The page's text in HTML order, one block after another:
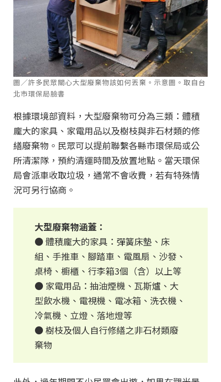
圖／許多民眾關心大型廢棄物該如何丟棄。示意圖。取自台
北市環保局臉書
根據環境部資料，大型廢棄物可分為三類：體積
龐大的家具、家電用品以及樹枝與非石材類的修
繕廢棄物。民眾可以提前聯繫各縣市環保局或公
所清潔隊，預約清運時間及放置地點。當天環保
局會派車收取垃圾，通常不會收費，若有特殊情
況可另行協商。
大型廢棄物涵蓋：
● 體積龐大的家具：彈簧床墊、床
組、手推車、腳踏車、電風扇、沙發、
桌椅、櫥櫃、行李箱3個（含）以上等
● 家電用品：抽油煙機、瓦斯爐、大
型飲水機、電視機、電冰箱、洗衣機、
冷氣機、立燈、落地燈等
● 樹枝及個人自行修繕之非石材類廢
棄物